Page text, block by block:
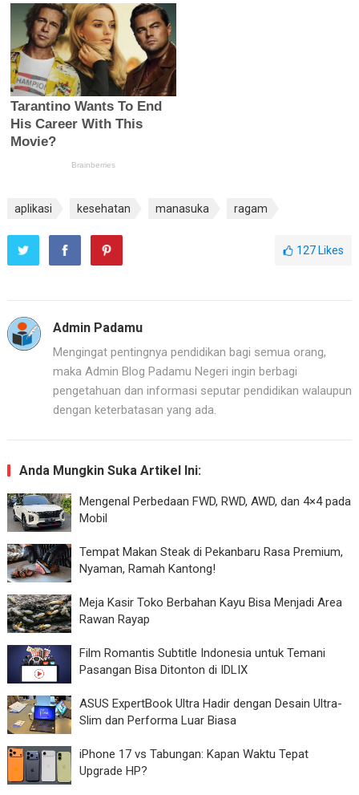
aplikasi kesehatan manasuka ragam
127 Likes
Admin Padamu
Mengingat pentingnya pendidikan bagi semua orang,
maka Admin Blog Padamu Negeri ingin berbagi
pengetahuan dan informasi seputar pendidikan walaupun
dengan keterbatasan yang ada.
Anda Mungkin Suka Artikel Ini:
Mengenal Perbedaan FWD, RWD, AWD, dan 4×4 pada
Mobil
Tempat Makan Steak di Pekanbaru Rasa Premium,
Nyaman, Ramah Kantong!
Meja Kasir Toko Berbahan Kayu Bisa Menjadi Area
Rawan Rayap
Film Romantis Subtitle Indonesia untuk Temani
Pasangan Bisa Ditonton di IDLIX
ASUS ExpertBook Ultra Hadir dengan Desain Ultra-
Slim dan Performa Luar Biasa
iPhone 17 vs Tabungan: Kapan Waktu Tepat
Upgrade HP?